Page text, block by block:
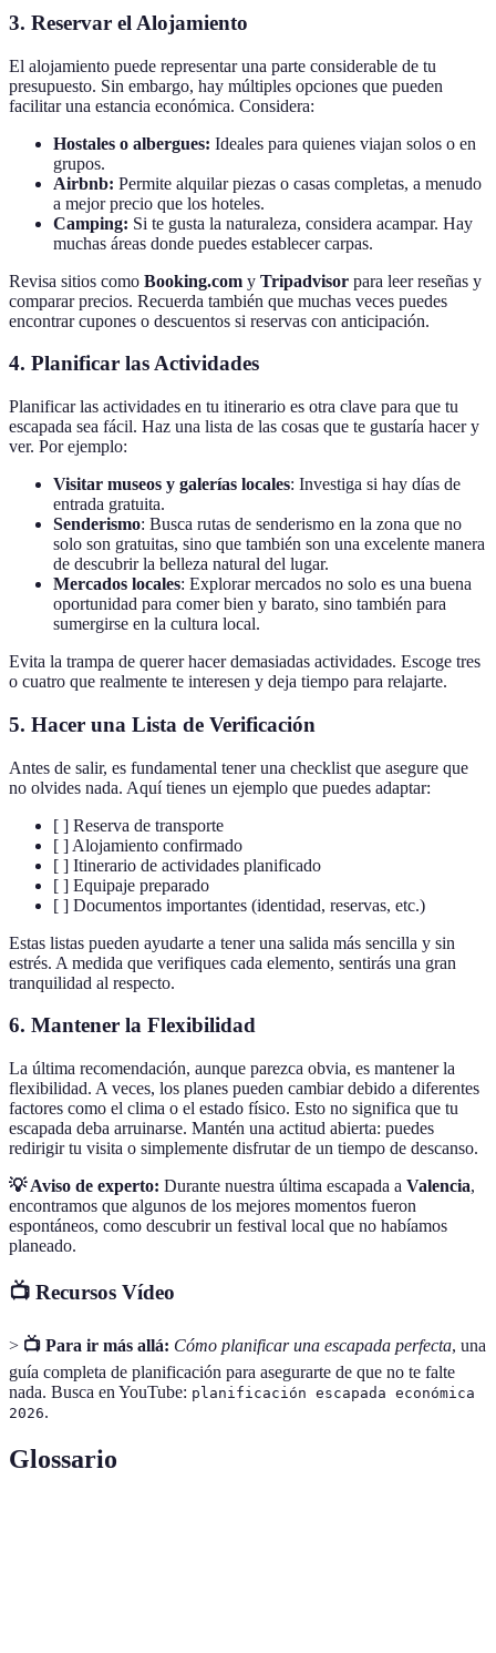
3. Reservar el Alojamiento
El alojamiento puede representar una parte considerable de tu
presupuesto. Sin embargo, hay múltiples opciones que pueden
facilitar una estancia económica. Considera:
Hostales o albergues: Ideales para quienes viajan solos o en
grupos.
Airbnb: Permite alquilar piezas o casas completas, a menudo
a mejor precio que los hoteles.
Camping: Si te gusta la naturaleza, considera acampar. Hay
muchas áreas donde puedes establecer carpas.
Revisa sitios como Booking.com y Tripadvisor para leer reseñas y
comparar precios. Recuerda también que muchas veces puedes
encontrar cupones o descuentos si reservas con anticipación.
4. Planificar las Actividades
Planificar las actividades en tu itinerario es otra clave para que tu
escapada sea fácil. Haz una lista de las cosas que te gustaría hacer y
ver. Por ejemplo:
Visitar museos y galerías locales: Investiga si hay días de
entrada gratuita.
Senderismo: Busca rutas de senderismo en la zona que no
solo son gratuitas, sino que también son una excelente manera
de descubrir la belleza natural del lugar.
Mercados locales: Explorar mercados no solo es una buena
oportunidad para comer bien y barato, sino también para
sumergirse en la cultura local.
Evita la trampa de querer hacer demasiadas actividades. Escoge tres
o cuatro que realmente te interesen y deja tiempo para relajarte.
5. Hacer una Lista de Verificación
Antes de salir, es fundamental tener una checklist que asegure que
no olvides nada. Aquí tienes un ejemplo que puedes adaptar:
[ ] Reserva de transporte
[ ] Alojamiento confirmado
[ ] Itinerario de actividades planificado
[ ] Equipaje preparado
[ ] Documentos importantes (identidad, reservas, etc.)
Estas listas pueden ayudarte a tener una salida más sencilla y sin
estrés. A medida que verifiques cada elemento, sentirás una gran
tranquilidad al respecto.
6. Mantener la Flexibilidad
La última recomendación, aunque parezca obvia, es mantener la
flexibilidad. A veces, los planes pueden cambiar debido a diferentes
factores como el clima o el estado físico. Esto no significa que tu
escapada deba arruinarse. Mantén una actitud abierta: puedes
redirigir tu visita o simplemente disfrutar de un tiempo de descanso.
💡 Aviso de experto: Durante nuestra última escapada a Valencia,
encontramos que algunos de los mejores momentos fueron
espontáneos, como descubrir un festival local que no habíamos
planeado.
📺 Recursos Vídeo
> 📺 Para ir más allá: Cómo planificar una escapada perfecta, una
guía completa de planificación para asegurarte de que no te falte
nada. Busca en YouTube: planificación escapada económica
2026.
Glossario